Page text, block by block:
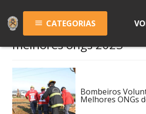
menu CATEGORIAS
melhores ongs 2023
Bombeiros
Melhores ONGs